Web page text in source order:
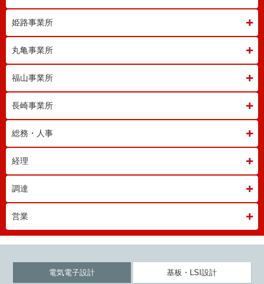
姫路事業所
丸亀事業所
福山事業所
長崎事業所
総務・人事
経理
調達
営業
電気電子設計 基板・LSI設計